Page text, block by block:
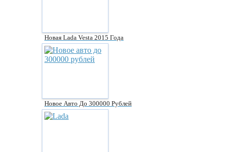
Новая Lada Vesta 2015 Года
Новое Авто До 300000 Рублей